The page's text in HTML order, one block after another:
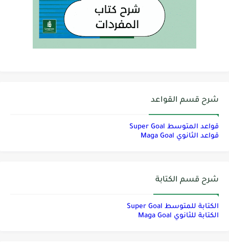
شرح قسم القواعد
قواعد المتوسط Super Goal
قواعد الثانوي Maga Goal
شرح قسم الكتابة
الكتابة للمتوسط Super Goal
الكتابة للثانوي Maga Goal